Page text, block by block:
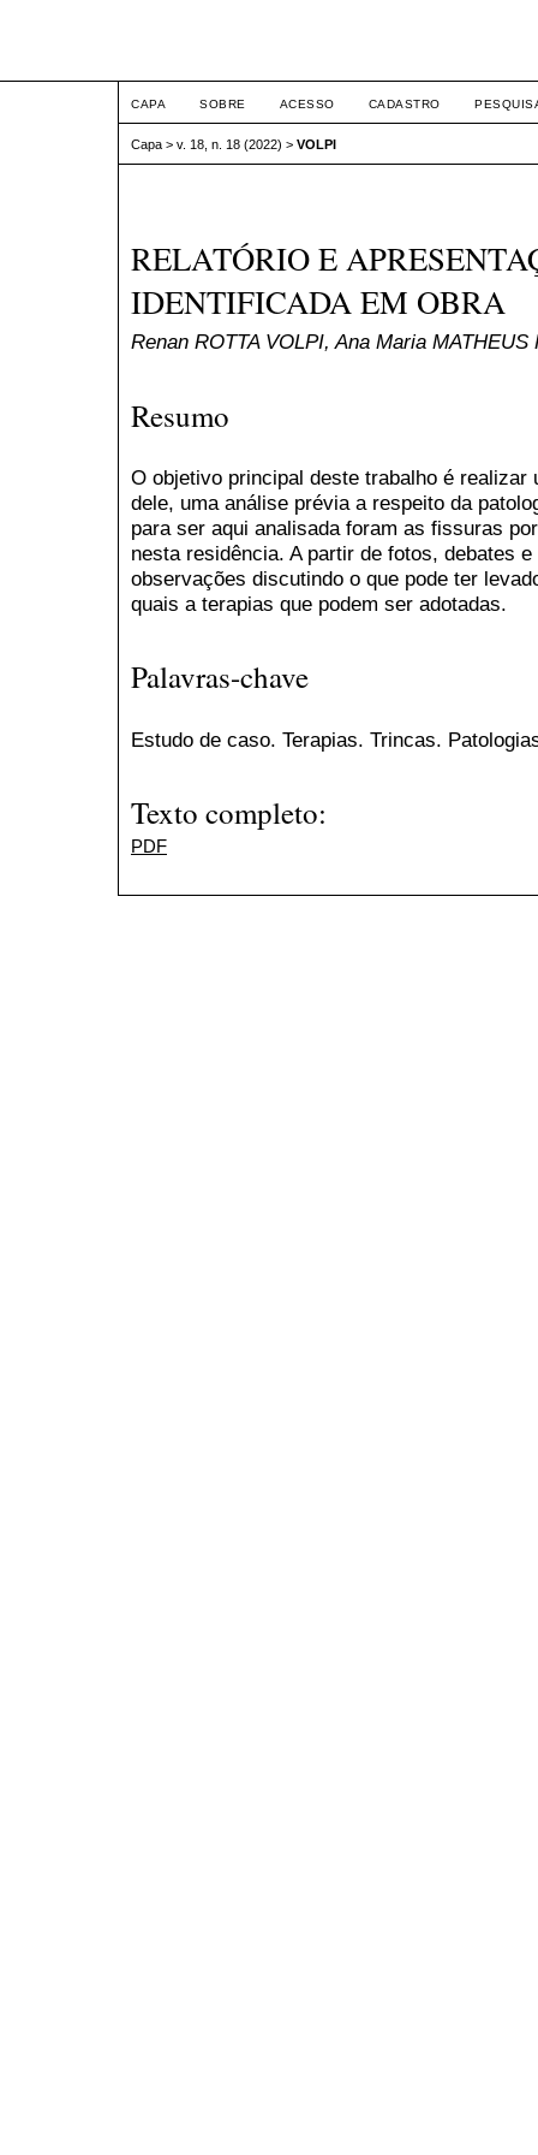
CAPA SOBRE ACESSO CADASTRO
Capa > v. 18, n. 18 (2022) > VOLPI
RELATÓRIO E
IDENTIFICADA EM OBRA
Renan ROTTA VOLPI, Ana Maria MATHEUS
Resumo
O objetivo principal deste trabalho é
dele, uma análise prévia a respeito da
para ser aqui analisada foram as fissuras
nesta residência. A partir de fotos, debates
observações discutindo o que pode ter
quais a terapias que podem ser adotadas.
Palavras-chave
Estudo de caso. Terapias. Trincas.
Texto completo:
PDF